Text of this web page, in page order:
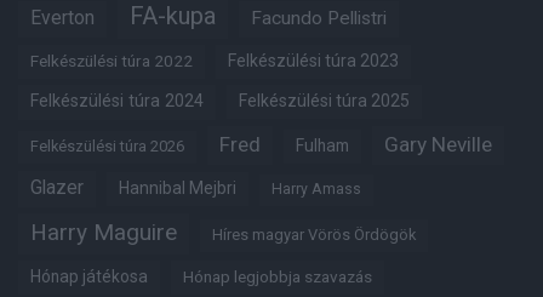
Everton FA-kupa Facundo Pellistri
Felkészülési túra 2022 Felkészülési túra 2023
Felkészülési túra 2024 Felkészülési túra 2025
Felkészülési túra 2026 Fred Fulham Gary Neville
Glazer Hannibal Mejbri Harry Amass
Harry Maguire Híres magyar Vörös Ördögök
Hónap játékosa Hónap legjobbja szavazás